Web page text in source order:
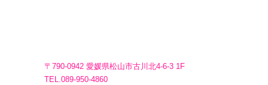
〒790-0942 愛媛県松山市古川北4-6-3 1F
TEL.089-950-4860